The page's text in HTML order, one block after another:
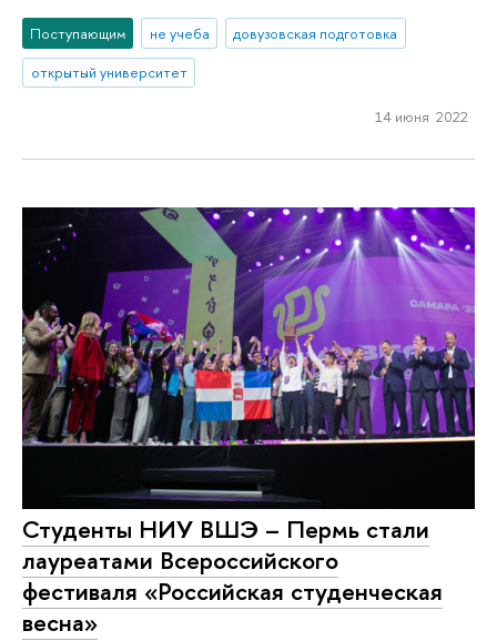
Поступающим не учеба
довузовская подготовка
открытый университет
14 июня 2022
Студенты НИУ ВШЭ – Пермь стали
лауреатами Всероссийского
фестиваля «Российская студенческая
весна»